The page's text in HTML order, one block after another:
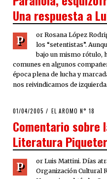
Una respuesta a
P
or Rosana López
los “setentistas”.
bajo un mismo rótulo,
comunes en algunos
época plena de lucha y
nos reivindicamos de
POSTED
01/04/2005 22/03/2020
EL AROMO N° 18
Comentario sobre
Literatura
P
or Luis Mattini. Días
Organización Cultural